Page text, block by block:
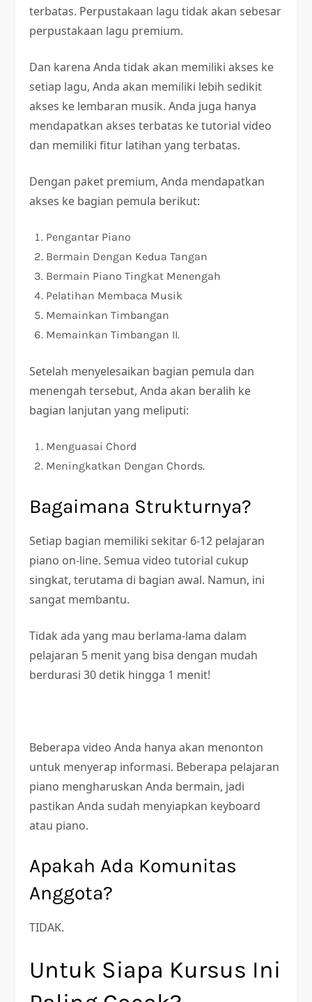
terbatas. Perpustakaan lagu tidak akan sebesar
perpustakaan lagu premium.
Dan karena Anda tidak akan memiliki akses ke
setiap lagu, Anda akan memiliki lebih sedikit
akses ke lembaran musik. Anda juga hanya
mendapatkan akses terbatas ke tutorial video
dan memiliki fitur latihan yang terbatas.
Dengan paket premium, Anda mendapatkan
akses ke bagian pemula berikut:
Pengantar Piano
Bermain Dengan Kedua Tangan
Bermain Piano Tingkat Menengah
Pelatihan Membaca Musik
Memainkan Timbangan
Memainkan Timbangan II.
Setelah menyelesaikan bagian pemula dan
menengah tersebut, Anda akan beralih ke
bagian lanjutan yang meliputi:
Menguasai Chord
Meningkatkan Dengan Chords.
Bagaimana Strukturnya?
Setiap bagian memiliki sekitar 6-12 pelajaran
piano on-line. Semua video tutorial cukup
singkat, terutama di bagian awal. Namun, ini
sangat membantu.
Tidak ada yang mau berlama-lama dalam
pelajaran 5 menit yang bisa dengan mudah
berdurasi 30 detik hingga 1 menit!
Beberapa video Anda hanya akan menonton
untuk menyerap informasi. Beberapa pelajaran
piano mengharuskan Anda bermain, jadi
pastikan Anda sudah menyiapkan keyboard
atau piano.
Apakah Ada Komunitas
Anggota?
TIDAK.
Untuk Siapa Kursus Ini